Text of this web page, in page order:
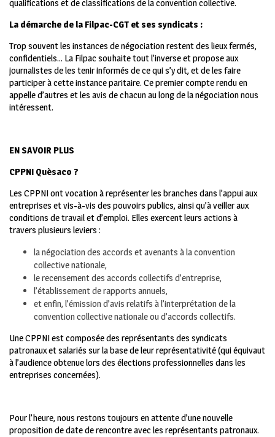
qualifications et de classifications de la convention collective.
La démarche de la Filpac-CGT et ses syndicats :
Trop souvent les instances de négociation restent des lieux fermés,
confidentiels… La Filpac souhaite tout l’inverse et propose aux
journalistes de les tenir informés de ce qui s’y dit, et de les faire
participer à cette instance paritaire. Ce premier compte rendu en
appelle d’autres et les avis de chacun au long de la négociation nous
intéressent.
EN SAVOIR PLUS
CPPNI Quèsaco ?
Les CPPNI ont vocation à représenter les branches dans l’appui aux
entreprises et vis-à-vis des pouvoirs publics, ainsi qu’à veiller aux
conditions de travail et d’emploi. Elles exercent leurs actions à
travers plusieurs leviers :
la négociation des accords et avenants à la convention
collective nationale,
le recensement des accords collectifs d’entreprise,
l’établissement de rapports annuels,
et enfin, l’émission d’avis relatifs à l’interprétation de la
convention collective nationale ou d’accords collectifs.
Une CPPNI est composée des représentants des syndicats
patronaux et salariés sur la base de leur représentativité (qui équivaut
à l’audience obtenue lors des élections professionnelles dans les
entreprises concernées).
Pour l’heure, nous restons toujours en attente d’une nouvelle
proposition de date de rencontre avec les représentants patronaux.